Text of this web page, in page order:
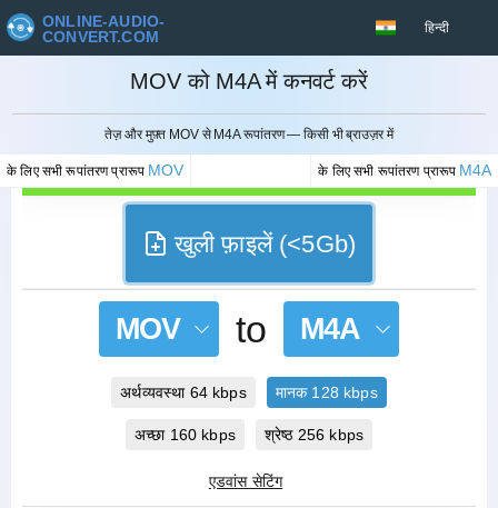
ONLINE-AUDIO-
CONVERT.COM
हिन्दी
MOV को M4A में कनवर्ट करें
तेज़ और मुफ़्त MOV से M4A रूपांतरण — किसी भी ब्राउज़र में
के लिए सभी रूपांतरण प्रारूप MOV के लिए सभी रूपांतरण प्रारूप M4A
रद्द करना
खुली फ़ाइलें (<5Gb)
MOV to M4A
अर्थव्यवस्था 64 kbps मानक 128 kbps
अच्छा 160 kbps श्रेष्ठ 256 kbps
एडवांस सेटिंग